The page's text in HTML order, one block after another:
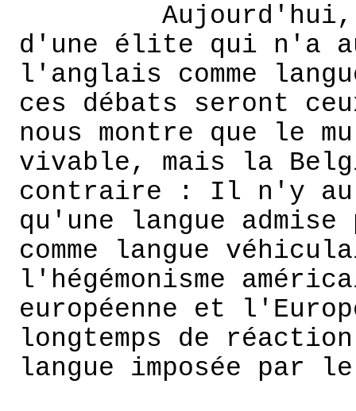
d'une élite qui n'a
l'anglais comme
ces débats seront
nous montre que le
vivable, mais la
contraire : Il n'y
qu'une langue
comme langue
l'hégémonisme
européenne et
longtemps de
langue imposée par le